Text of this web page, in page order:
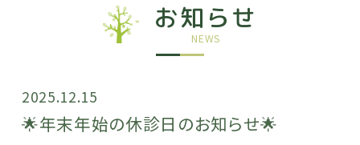
お知らせ
NEWS
2025.12.15
🌟年末年始の休診日のお知らせ🌟